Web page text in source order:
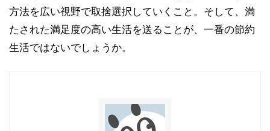
方法を広い視野で取捨選択していくこと。そして、満
たされた満足度の高い生活を送ることが、一番の節約
生活ではないでしょうか。